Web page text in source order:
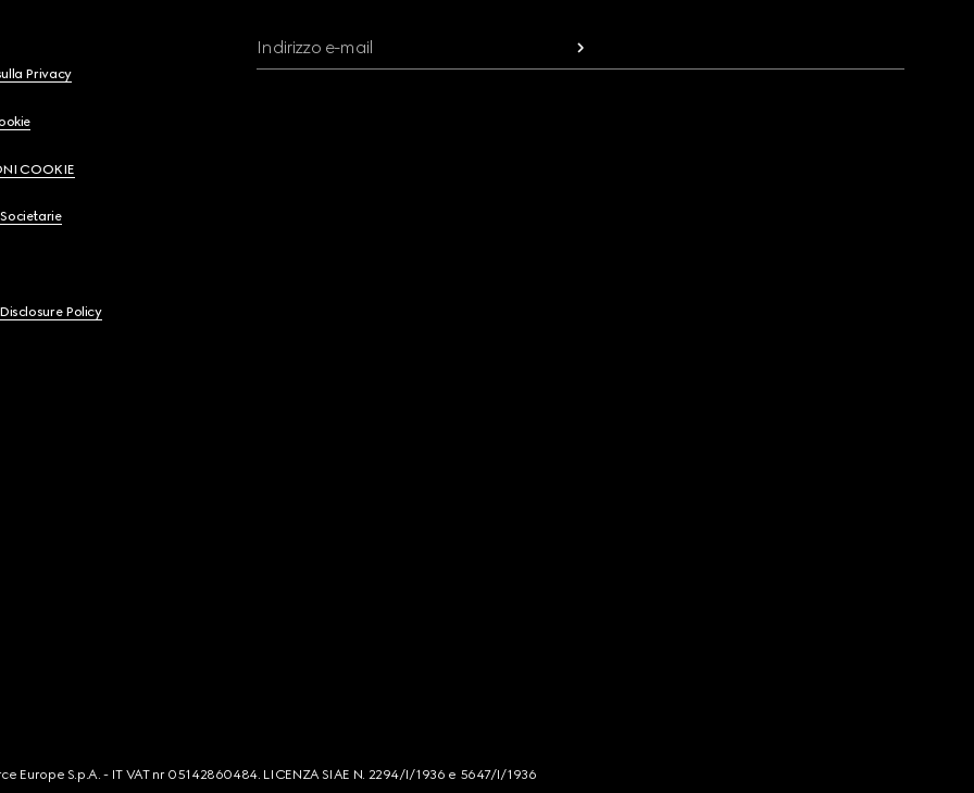
Privacy
COOKIE
Policy
Indirizzo e-mail
Europe S.p.A. - IT VAT nr 05142860484. LICENZA SIAE N. 2294/I/1936 e 5647/I/1936